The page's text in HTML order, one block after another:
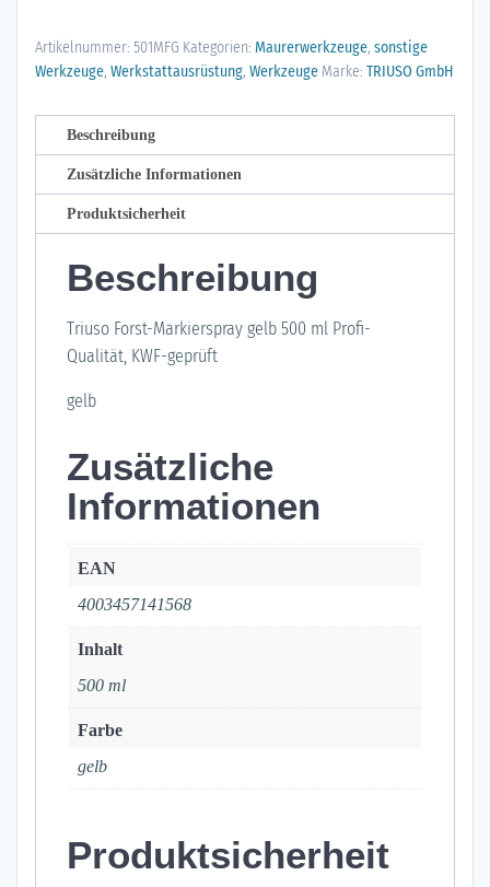
ml
Profi-
KWF-
geprüft
Artikelnummer: 501MFG Kategorien: Maurerwerkzeuge, sonstige
Werkzeuge, Werkstattausrüstung, Werkzeuge Marke: TRIUSO GmbH
Beschreibung
Zusätzliche Informationen
Produktsicherheit
Beschreibung
Triuso Forst-Markierspray gelb 500 ml Profi-
Qualität, KWF-geprüft
gelb
Zusätzliche
Informationen
EAN
4003457141568
Inhalt
500 ml
Farbe
gelb
Produktsicherheit